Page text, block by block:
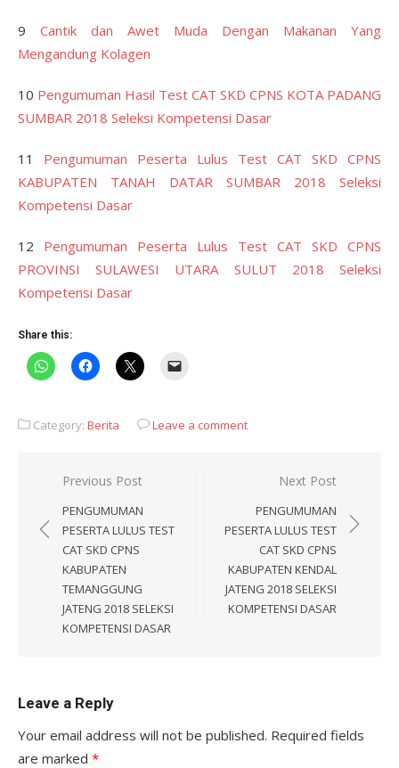
9 Cantik dan Awet Muda Dengan Makanan Yang
Mengandung Kolagen
10 Pengumuman Hasil Test CAT SKD CPNS KOTA PADANG
SUMBAR 2018 Seleksi Kompetensi Dasar
11 Pengumuman Peserta Lulus Test CAT SKD CPNS
KABUPATEN TANAH DATAR SUMBAR 2018 Seleksi
Kompetensi Dasar
12 Pengumuman Peserta Lulus Test CAT SKD CPNS
PROVINSI SULAWESI UTARA SULUT 2018 Seleksi
Kompetensi Dasar
Share this:
Category: Berita Leave a comment
Post
navigation
Previous Post
PENGUMUMAN
PESERTA LULUS TEST
CAT SKD CPNS
KABUPATEN
TEMANGGUNG
JATENG 2018 SELEKSI
KOMPETENSI DASAR
Next Post
PENGUMUMAN
PESERTA LULUS TEST
CAT SKD CPNS
KABUPATEN KENDAL
JATENG 2018 SELEKSI
KOMPETENSI DASAR
Leave a Reply
Your email address will not be published. Required fields
are marked *